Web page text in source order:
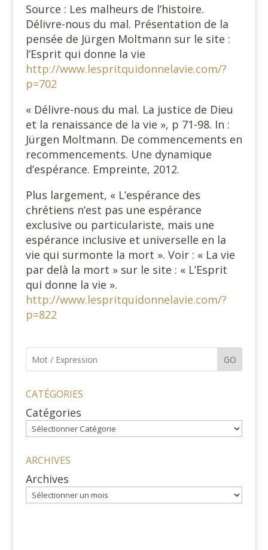
Source : Les malheurs de l’histoire.
Délivre-nous du mal. Présentation de la
pensée de Jürgen Moltmann sur le site :
l’Esprit qui donne la vie
http://www.lespritquidonnelavie.com/?
p=702
« Délivre-nous du mal. La justice de Dieu
et la renaissance de la vie », p 71-98. In :
Jürgen Moltmann. De commencements en
recommencements. Une dynamique
d’espérance. Empreinte, 2012.
Plus largement, « L’espérance des
chrétiens n’est pas une espérance
exclusive ou particulariste, mais une
espérance inclusive et universelle en la
vie qui surmonte la mort ». Voir : « La vie
par delà la mort » sur le site : « L’Esprit
qui donne la vie ».
http://www.lespritquidonnelavie.com/?
p=822
GO
CATÉGORIES
Catégories
ARCHIVES
Archives